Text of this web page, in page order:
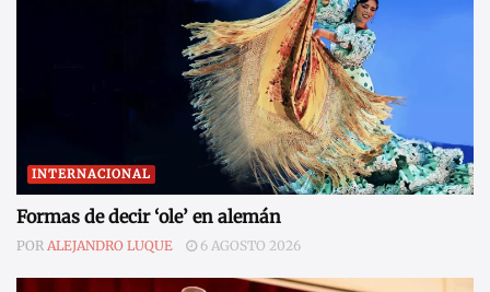
INTERNACIONAL
Formas de decir ‘ole’ en alemán
POR ALEJANDRO LUQUE 6 AGOSTO 2026